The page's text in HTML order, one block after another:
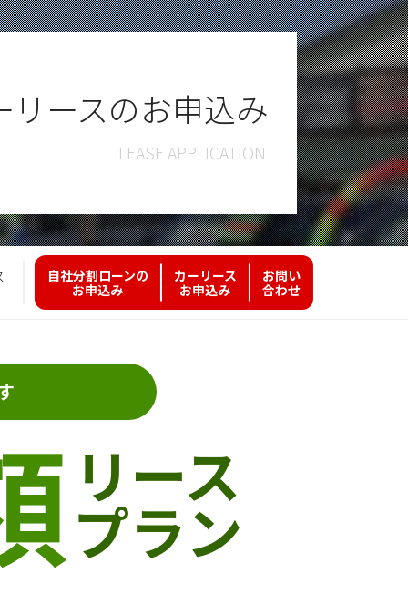
リースのお申込み
自社分割ローンの
お申込み
カーリース
お申込み
お問い
合わせ
リース
プラン